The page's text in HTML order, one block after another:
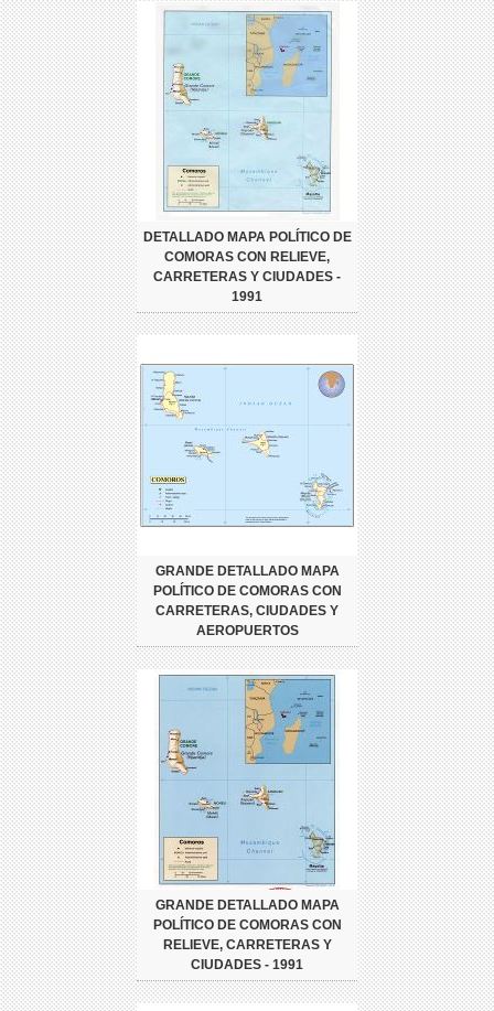
DETALLADO MAPA POLÍTICO DE
COMORAS CON RELIEVE,
CARRETERAS Y CIUDADES -
1991
GRANDE DETALLADO MAPA
POLÍTICO DE COMORAS CON
CARRETERAS, CIUDADES Y
AEROPUERTOS
GRANDE DETALLADO MAPA
POLÍTICO DE COMORAS CON
RELIEVE, CARRETERAS Y
CIUDADES - 1991